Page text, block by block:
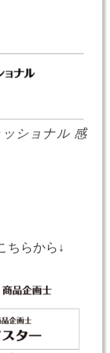
ショナル 感
ちらから↓